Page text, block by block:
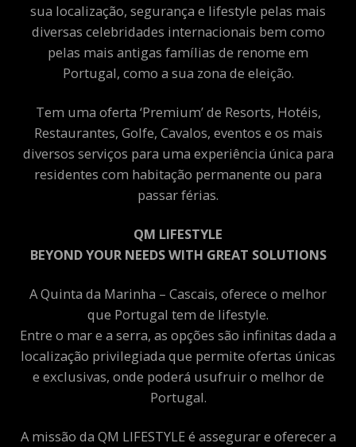
sua localização, segurança e lifestyle pelas mais
diversas celebridades internacionais bem como
pelas mais antigas famílias de renome em
Portugal, como a sua zona de eleição.
Tem uma oferta ‘Premium’ de Resorts, Hotéis,
Restaurantes, Golfe, Cavalos, eventos e os mais
diversos serviços para uma experiência única para
residentes com habitação permanente ou para
passar férias.
QM LIFESTYLE
BEYOND YOUR NEEDS WITH GREAT SOLUTIONS
A Quinta da Marinha – Cascais, oferece o melhor
que Portugal tem de lifestyle.
Entre o mar e a serra, as opções são infinitas dada a
localização privilegiada que permite ofertas únicas
e exclusivas, onde poderá usufruir o melhor de
Portugal.
A missão da QM LIFESTYLE é assegurar e oferecer a